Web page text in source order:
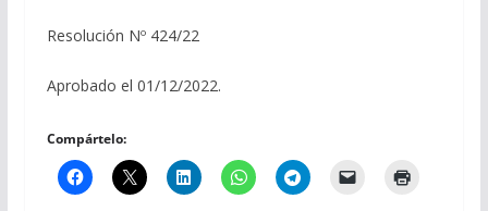
Resolución Nº 424/22
Aprobado el 01/12/2022.
Compártelo: